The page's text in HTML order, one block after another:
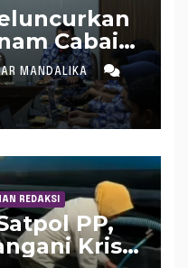
Cabai
MANDALIKA
REDAKSI
PP,
Krisis